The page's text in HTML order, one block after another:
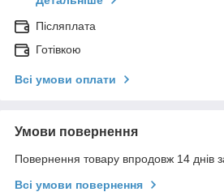
Післяплата
Готівкою
Всі умови оплати
Умови повернення
Повернення товару впродовж 14 днів
Всі умови повернення